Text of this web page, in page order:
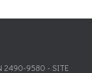
2490-9580 - SITE